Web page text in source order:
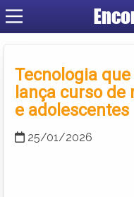
Tecnologia
lança curso
e adolescentes
25/01/2026